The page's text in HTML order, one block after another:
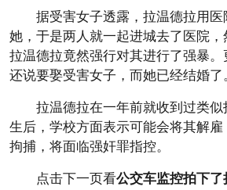
据受害女子透露，拉温德拉用
她，于是两人就一起进城去了医院
拉温德拉竟然强行对其进行了强暴
还说要娶受害女子，而她已经结婚了
拉温德拉在一年前就收到过类
生后，学校方面表示可能会将其解
拘捕，将面临强奸罪指控。
点击下一页看公交车监控拍下